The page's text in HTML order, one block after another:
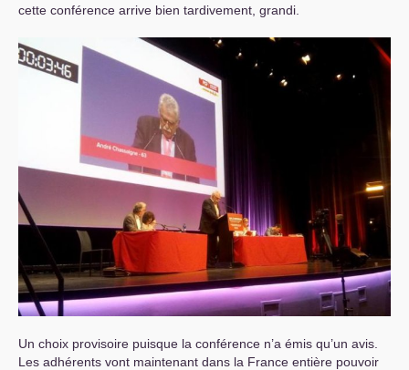
cette conférence arrive bien tardivement, grandi.
Un choix provisoire puisque la conférence n’a émis qu’un avis.
Les adhérents vont maintenant dans la France entière pouvoir